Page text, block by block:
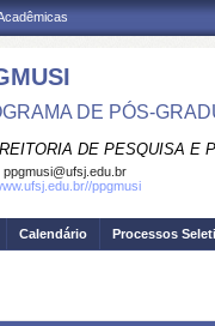
DE PÓS-
DE PESQUISA E
ppgmusi@ufsj.edu.br
ppgmusi
Calendário Processos